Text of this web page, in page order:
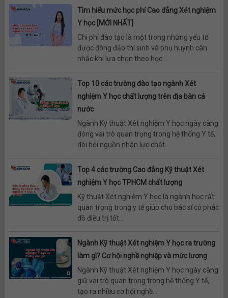
Tìm hiểu mức học phí Cao đẳng Xét nghiệm
Y học [MỚI NHẤT]
Chi phí đào tạo là một trong những yếu tố
được đông đảo thí sinh và phụ huynh cân
nhắc khi lựa chọn theo học...
Top 10 các trường đào tạo ngành Xét
nghiệm Y học chất lượng trên địa bàn cả
nước
Ngành Kỹ thuật Xét nghiệm Y học ngày càng
đóng vai trò quan trọng trong hệ thống Y tế,
đòi hỏi nguồn nhân lực chất...
Top 4 các trường Cao đẳng Kỹ thuật Xét
nghiệm Y học TPHCM chất lượng
Kỹ thuật Xét nghiệm Y học là ngành học rất
quan trọng trong y tế giúp cho bác sĩ có phác
đồ điều trị tốt...
Ngành Kỹ thuật Xét nghiệm Y học ra trường
làm gì? Cơ hội nghề nghiệp và mức lương
Ngành Kỹ thuật Xét nghiệm Y học ngày càng
giữ vai trò quan trọng trong hệ thống Y tế,
tạo ra nhiều cơ hội nghề...